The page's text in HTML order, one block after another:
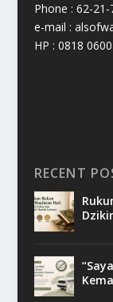
Phone : 62-
e-mail :
HP : 0818
RECENT